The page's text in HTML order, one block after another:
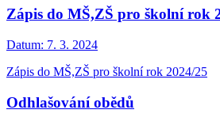
Zápis do MŠ,ZŠ pro školní rok
Datum: 7. 3. 2024
Zápis do MŠ,ZŠ pro školní rok 2024/25
Odhlašování obědů